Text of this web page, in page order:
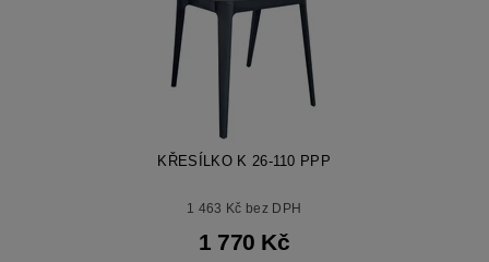
KŘESÍLKO K 26-110 PPP
1 463 Kč bez DPH
1 770 Kč